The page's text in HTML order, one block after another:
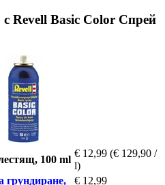
с Revell Basic Color Спрей
100 ml
€ 12,99 (€ 129,90 /
l)
грундиране,
€ 12,99